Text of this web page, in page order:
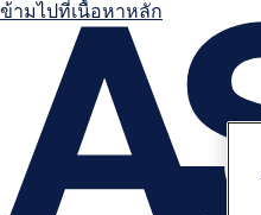
ข้ามไปที่เนื้อหาหลัก